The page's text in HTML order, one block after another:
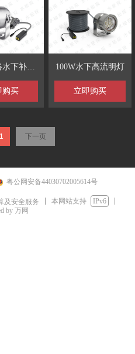
水下补光
购买
100W水下高流明灯
立即购买
1 下一页
粤公网安备44030702005614号
及安全服务 本网站支持
IPv6
by 万网